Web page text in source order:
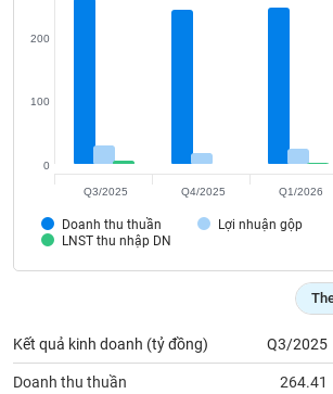
Doanh thu thuần
Lợi nhuận gộp
LNST thu nhập DN
0
100
200
Q3/2025 Q4/2025 Q1/2026
Kết quả kinh doanh (tỷ đồng) Q3/2025
Doanh thu thuần 264.41
chứng
Lãnh
Tất cả Người nội bộ
(-)